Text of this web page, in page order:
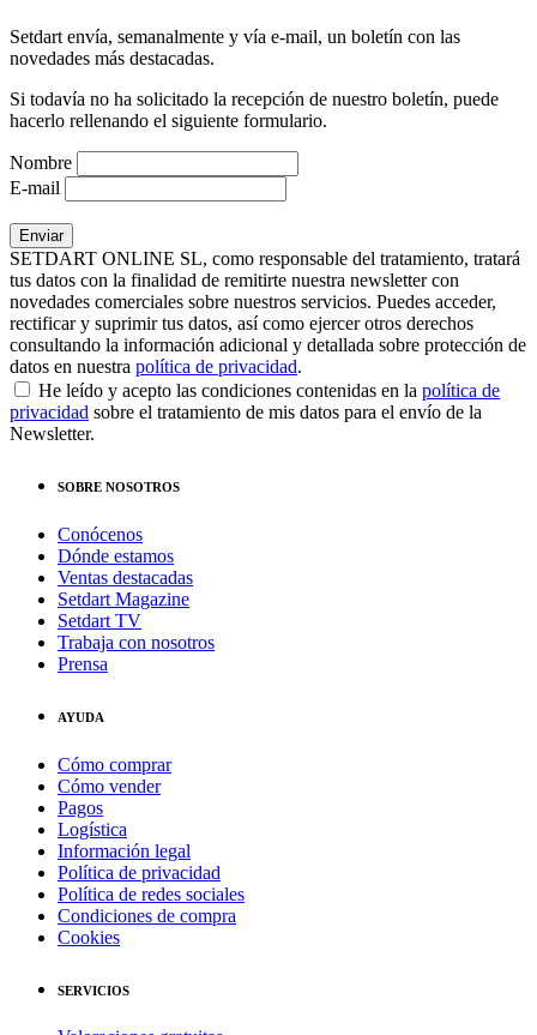
Setdart envía, semanalmente y vía e-mail, un boletín con las
novedades más destacadas.
Si todavía no ha solicitado la recepción de nuestro boletín, puede
hacerlo rellenando el siguiente formulario.
Nombre
E-mail
SETDART ONLINE SL, como responsable del tratamiento, tratará
tus datos con la finalidad de remitirte nuestra newsletter con
novedades comerciales sobre nuestros servicios. Puedes acceder,
rectificar y suprimir tus datos, así como ejercer otros derechos
consultando la información adicional y detallada sobre protección de
datos en nuestra política de privacidad.
He leído y acepto las condiciones contenidas en la política de
privacidad sobre el tratamiento de mis datos para el envío de la
Newsletter.
SOBRE NOSOTROS
Conócenos
Dónde estamos
Ventas destacadas
Setdart Magazine
Setdart TV
Trabaja con nosotros
Prensa
AYUDA
Cómo comprar
Cómo vender
Pagos
Logística
Información legal
Política de privacidad
Política de redes sociales
Condiciones de compra
Cookies
SERVICIOS